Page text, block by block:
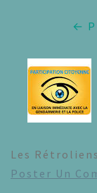
←
Les
Poster Un